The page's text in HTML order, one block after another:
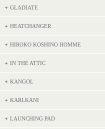
GLADIATE
HEATCHANGER
HIROKO KOSHINO HOMME
IN THE ATTIC
KANGOL
KARLKANI
LAUNCHING PAD